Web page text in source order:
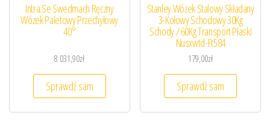
Intra.Se Swedmach Ręczny
Wózek Paletowy Przechyłowy
40°
8 031,90zł
Sprawdź sam
Stanley Wózek Stalowy Składany
3-Kołowy Schodowy 30Kg
Schody / 60Kg Transport Płaski
Nusxwtd-Ft584
179,00zł
Sprawdź sam